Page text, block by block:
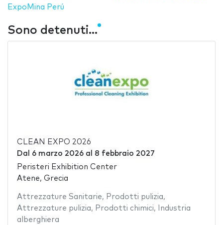
ExpoMina Perú
Sono detenuti...
CLEAN EXPO 2026
Dal 6 marzo 2026al 8 febbraio 2027
Peristeri Exhibition Center
Atene, Grecia
Attrezzature Sanitarie, Prodotti pulizia,
Attrezzature pulizia, Prodotti chimici,
Industria
alberghiera